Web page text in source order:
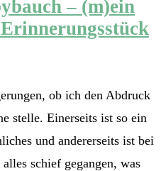
– (m)ein
ob ich den Abdruck
stelle. Einerseits ist so ein
und andererseits ist bei
schief gegangen, was